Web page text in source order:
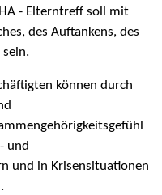
- Elterntreff soll mit
des Auftankens, des
können durch
und
und in Krisensituationen